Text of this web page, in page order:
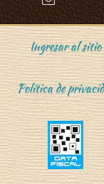
Ingresar al sitio
Política de